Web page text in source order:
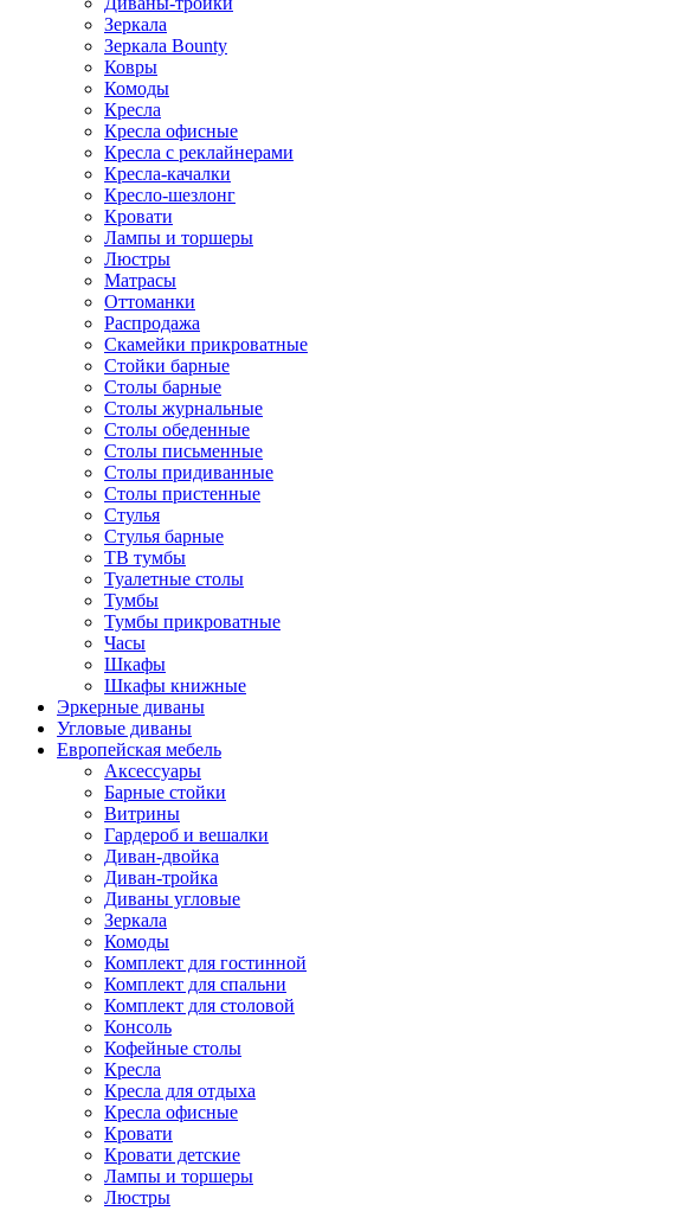
Зеркала
Зеркала Bounty
Ковры
Комоды
Кресла
Кресла офисные
Кресла с реклайнерами
Кресла-качалки
Кресло-шезлонг
Кровати
Лампы и торшеры
Люстры
Матрасы
Оттоманки
Распродажа
Скамейки прикроватные
Стойки барные
Столы барные
Столы журнальные
Столы обеденные
Столы письменные
Столы придиванные
Столы пристенные
Стулья
Стулья барные
ТВ тумбы
Туалетные столы
Тумбы
Тумбы прикроватные
Часы
Шкафы
Шкафы книжные
Эркерные диваны
Угловые диваны
Европейская мебель
Аксессуары
Барные стойки
Витрины
Гардероб и вешалки
Диван-двойка
Диван-тройка
Диваны угловые
Зеркала
Комоды
Комплект для гостинной
Комплект для спальни
Комплект для столовой
Консоль
Кофейные столы
Кресла
Кресла для отдыха
Кресла офисные
Кровати
Кровати детские
Лампы и торшеры
Люстры